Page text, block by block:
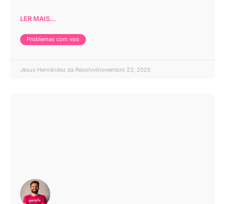
LER MAIS...
Problemas com voo
Jesus Hernández da Resolvvi novembro 23, 2025